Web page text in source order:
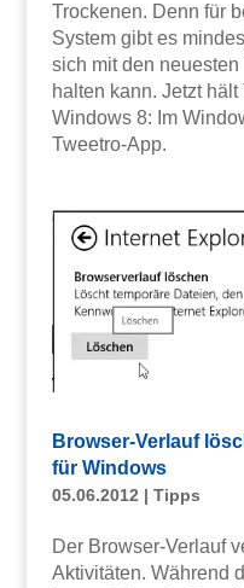
Trockenen. Denn für
System gibt es
sich mit den
halten kann. Jetzt
Windows 8: Im
Tweetro-App.
Browser-Verlauf
für Windows
05.06.2012 | Tipps
Der Browser-Verlauf
Aktivitäten. Während